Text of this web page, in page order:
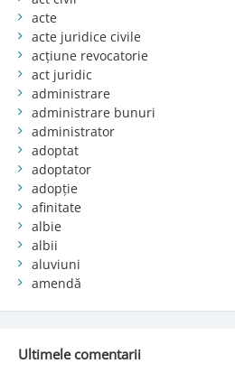
acte
acte juridice civile
acțiune revocatorie
act juridic
administrare
administrare bunuri
administrator
adoptat
adoptator
adopție
afinitate
albie
albii
aluviuni
amendă
Ultimele comentarii